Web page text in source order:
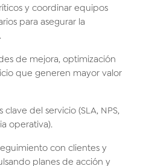
y coordinar equipos
para asegurar la
de mejora, optimización
que generen mayor valor
del servicio (SLA, NPS,
operativa).
con clientes y
planes de acción y